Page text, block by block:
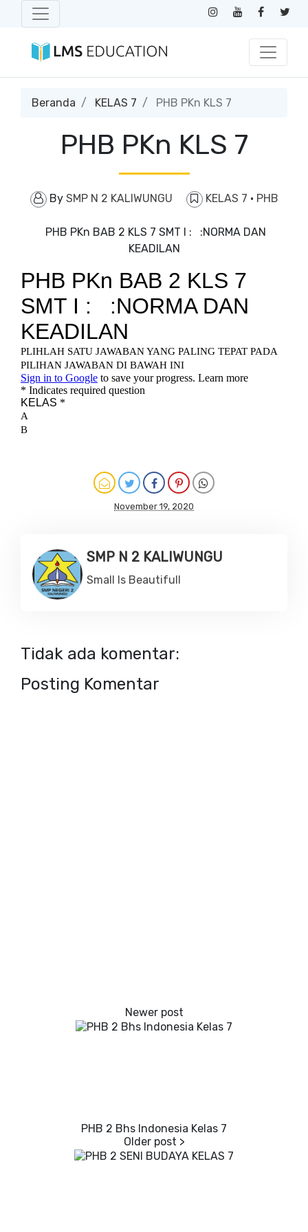
Beranda KELAS 7 PHB PKn KLS 7
PHB PKn KLS 7
By SMP N 2 KALIWUNGU KELAS 7 · PHB
PHB PKn BAB 2 KLS 7 SMT I : :NORMA DAN
KEADILAN
November 19, 2020
SMP N 2 KALIWUNGU
Small Is Beautifull
Tidak ada komentar:
Posting Komentar
PHB 2 Bhs Indonesia Kelas 7